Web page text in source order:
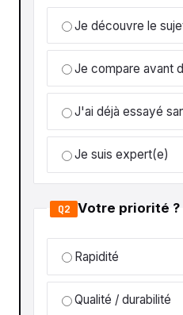
Je découvre le
Je compare avant
J'ai déjà essayé
Je suis expert(e)
Q2 Votre priorité ?
Rapidité
Qualité / durabilité